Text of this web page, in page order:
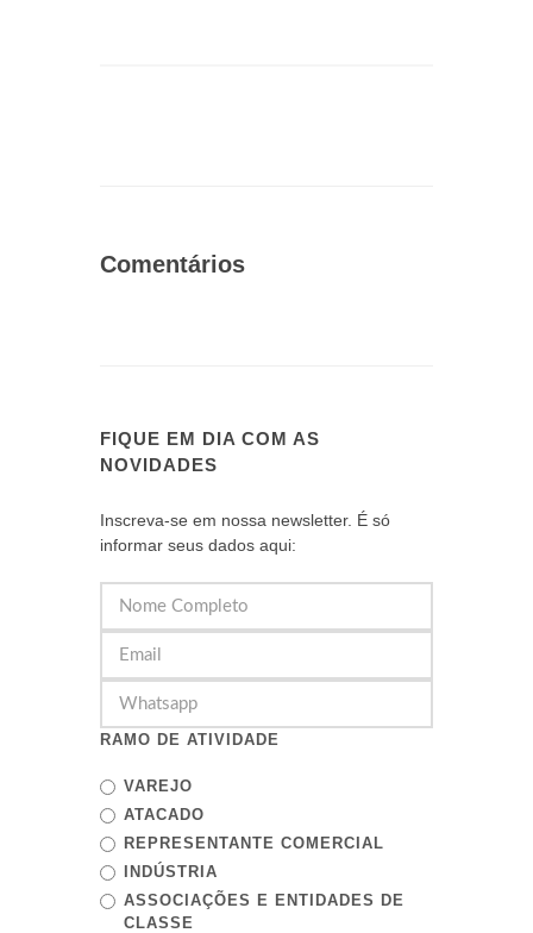
Comentários
FIQUE EM DIA COM AS
NOVIDADES
Inscreva-se em nossa newsletter. É só
informar seus dados aqui:
RAMO DE ATIVIDADE
VAREJO
ATACADO
REPRESENTANTE COMERCIAL
INDÚSTRIA
ASSOCIAÇÕES E ENTIDADES DE
CLASSE